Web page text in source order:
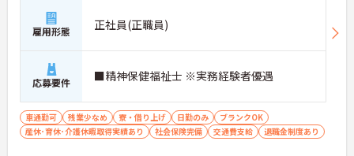
雇用形態 正社員(正職員)
応募要件 ■精神保健福祉士 ※実務経験者優遇
車通勤可 残業少なめ 寮・借り上げ 日勤のみ
ブランクOK
産休･育休･介護休暇取得実績あり
社会保険完備 交通費支給 退職金制度あり